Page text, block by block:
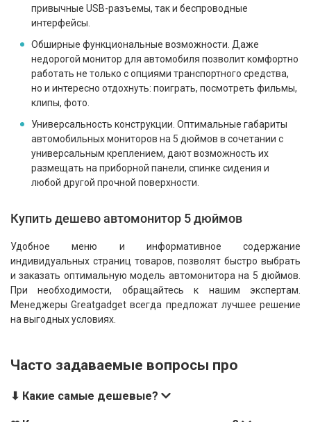
привычные USB-разъемы, так и беспроводные
интерфейсы.
Обширные функциональные возможности. Даже
недорогой монитор для автомобиля позволит комфортно
работать не только с опциями транспортного средства,
но и интересно отдохнуть: поиграть, посмотреть фильмы,
клипы, фото.
Универсальность конструкции. Оптимальные габариты
автомобильных мониторов на 5 дюймов в сочетании с
универсальным креплением, дают возможность их
размещать на приборной панели, спинке сидения и
любой другой прочной поверхности.
Купить дешево автомонитор 5 дюймов
Удобное меню и информативное содержание
индивидуальных страниц товаров, позволят быстро выбрать
и заказать оптимальную модель автомонитора на 5 дюймов.
При необходимости, обращайтесь к нашим экспертам.
Менеджеры Greatgadget всегда предложат лучшее решение
на выгодных условиях.
Часто задаваемые вопросы про
⬇ Какие самые дешевые?